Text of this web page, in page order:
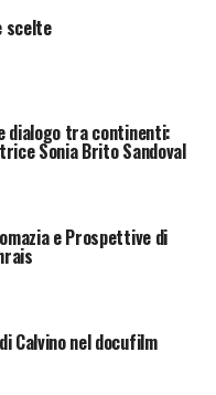
scelte
dialogo tra continenti:
Sonia Brito Sandoval
e Prospettive di
Calvino nel docufilm